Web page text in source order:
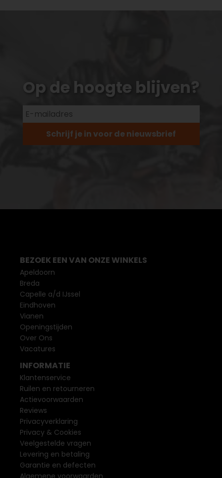
Op de hoogte blijven?
Schrijf je in voor de nieuwsbrief
BEZOEK EEN VAN ONZE WINKELS
Apeldoorn
Breda
Capelle a/d IJssel
Eindhoven
Vianen
Openingstijden
Over Ons
Vacatures
INFORMATIE
Klantenservice
Ruilen en retourneren
Actievoorwaarden
Reviews
Privacyverklaring
Privacy & Cookies
Veelgestelde vragen
Levering en betaling
Garantie en defecten
Algemene voorwaarden